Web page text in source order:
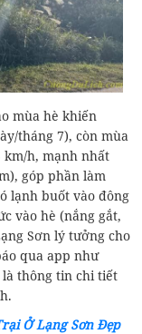
mùa hè khiến
tháng 7), còn mùa
h, mạnh nhất
góp phần làm
lạnh buốt vào đông
vào hè (nắng gắt,
Sơn lý tưởng cho
qua app như
thông tin chi tiết
Ở Lạng Sơn Đẹp